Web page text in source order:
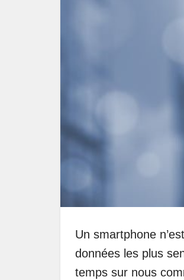
Un smartphone
données les plus
temps sur nous